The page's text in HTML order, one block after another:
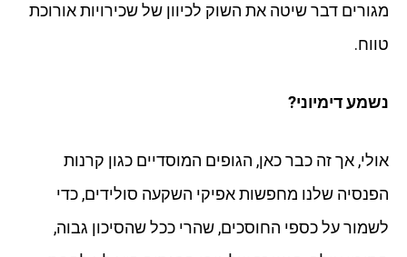
מגורים דבר שיטה את השוק לכיוון של שכירויות אורוכת
טווח.
נשמע דימיוני?
אולי, אך זה כבר כאן, הגופים המוסדיים כגון קרנות
הפנסיה שלנו מחפשות אפיקי השקעה סולידים, כדי
לשמור על כספי החוסכים, שהרי ככל שהסיכון גבוה,